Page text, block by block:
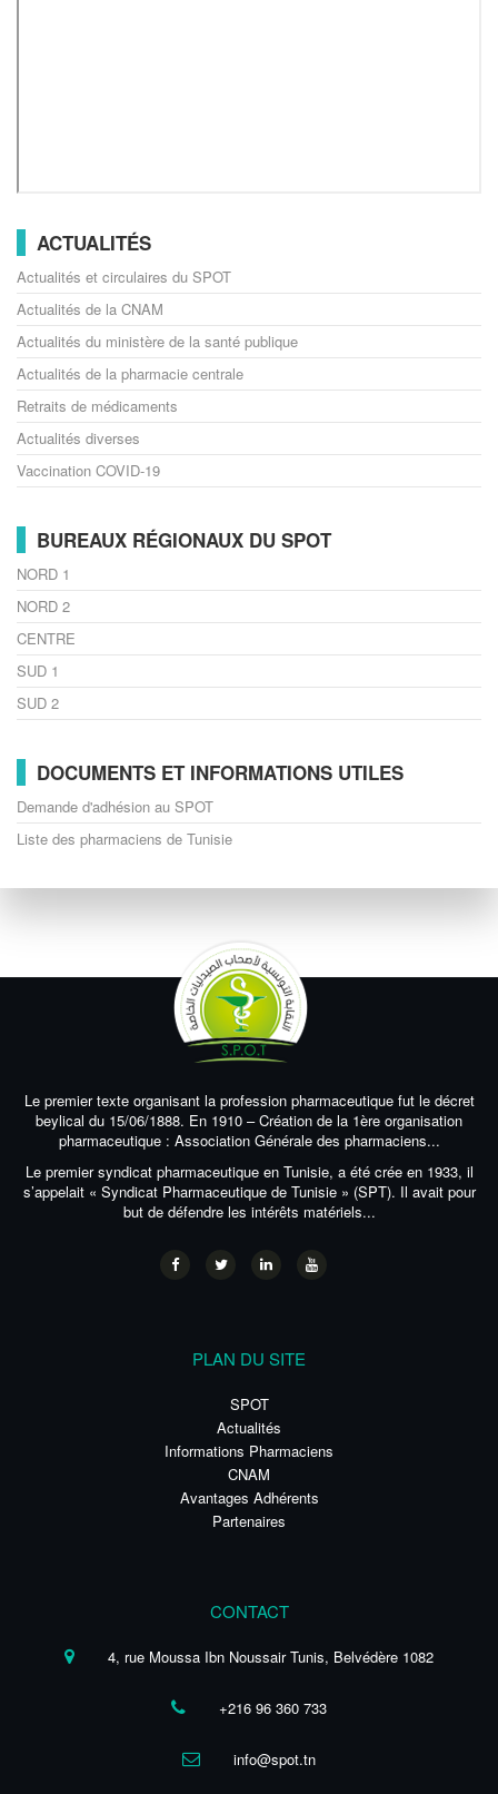
ACTUALITÉS
Actualités et circulaires du SPOT
Actualités de la CNAM
Actualités du ministère de la santé publique
Actualités de la pharmacie centrale
Retraits de médicaments
Actualités diverses
Vaccination COVID-19
BUREAUX RÉGIONAUX DU SPOT
NORD 1
NORD 2
CENTRE
SUD 1
SUD 2
DOCUMENTS ET INFORMATIONS UTILES
Demande d'adhésion au SPOT
Liste des pharmaciens de Tunisie
Le premier texte organisant la profession pharmaceutique fut le décret
beylical du 15/06/1888. En 1910 – Création de la 1ère organisation
pharmaceutique : Association Générale des pharmaciens...
Le premier syndicat pharmaceutique en Tunisie, a été crée en 1933, il
s’appelait « Syndicat Pharmaceutique de Tunisie » (SPT). Il avait pour
but de défendre les intérêts matériels...
PLAN DU SITE
SPOT
Actualités
Informations Pharmaciens
CNAM
Avantages Adhérents
Partenaires
CONTACT
4, rue Moussa Ibn Noussair Tunis, Belvédère 1082
+216 96 360 733
info@spot.tn